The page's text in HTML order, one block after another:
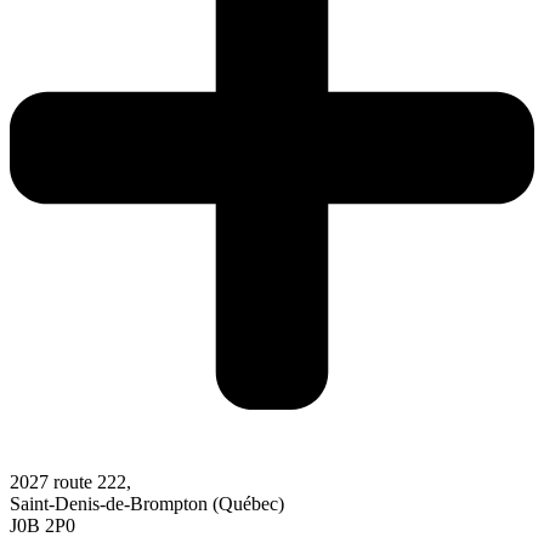
2027 route 222,
Saint-Denis-de-Brompton (Québec)
J0B 2P0